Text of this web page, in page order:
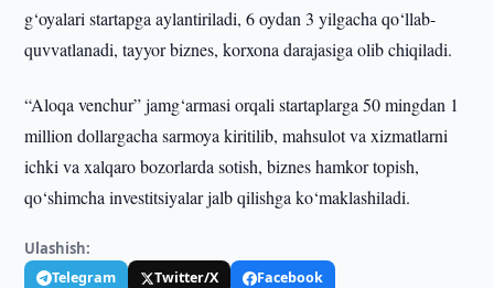
g‘oyalari startapga aylantiriladi, 6 oydan 3 yilgacha qo‘llab-
quvvatlanadi, tayyor biznes, korxona darajasiga olib chiqiladi.
“Aloqa venchur” jamg‘armasi orqali startaplarga 50 mingdan 1
million dollargacha sarmoya kiritilib, mahsulot va xizmatlarni
ichki va xalqaro bozorlarda sotish, biznes hamkor topish,
qo‘shimcha investitsiyalar jalb qilishga ko‘maklashiladi.
Ulashish:
Telegram Twitter/X
Facebook